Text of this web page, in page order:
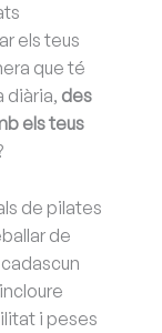
els teus
que té
diària, des
els teus
de pilates
de
i peses